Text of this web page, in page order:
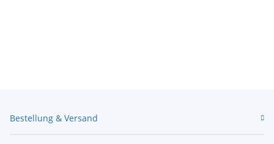
Bestellung & Versand